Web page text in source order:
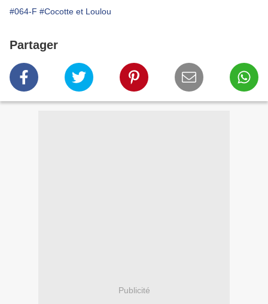
#064-F #Cocotte et Loulou
Partager
Publicité